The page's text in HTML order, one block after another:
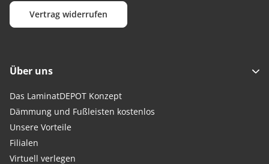
Vertrag widerrufen
Über uns
Das LaminatDEPOT Konzept
Dämmung und Fußleisten kostenlos
Unsere Vorteile
Filialen
Virtuell verlegen